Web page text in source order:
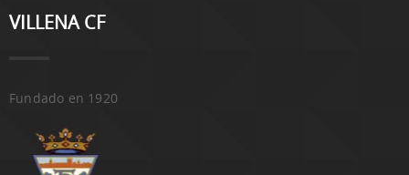
VILLENA CF
Fundado en 1920